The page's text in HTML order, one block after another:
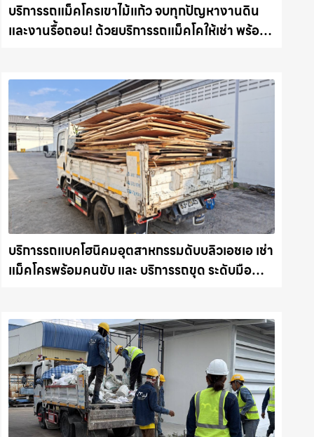
บริการรถแม็คโครเขาไม้แก้ว จบทุกปัญหางานดิน
และงานรื้อถอน! ด้วยบริการรถแม็คโคให้เช่า พร้อม
บริการรถแบคโฮนิคมอุตสาหกรรมดับบลิวเอชเอ เช่า
แม็คโครพร้อมคนขับ และ บริการรถขุด ระดับมือ